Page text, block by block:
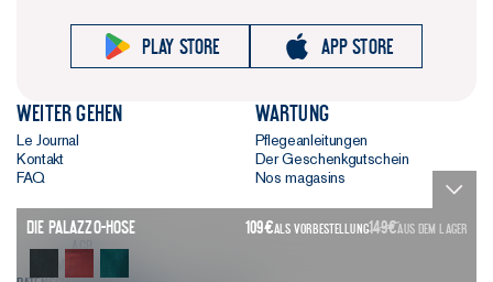
Die Palazzo-Hose 109€ALS VORBESTELLUNG149€AUS DEM LAGER
Play store App store
Weiter gehen
Le Journal
Kontakt
FAQ
Wartung
Pflegeanleitungen
Der Geschenkgutschein
Nos magasins
AGB